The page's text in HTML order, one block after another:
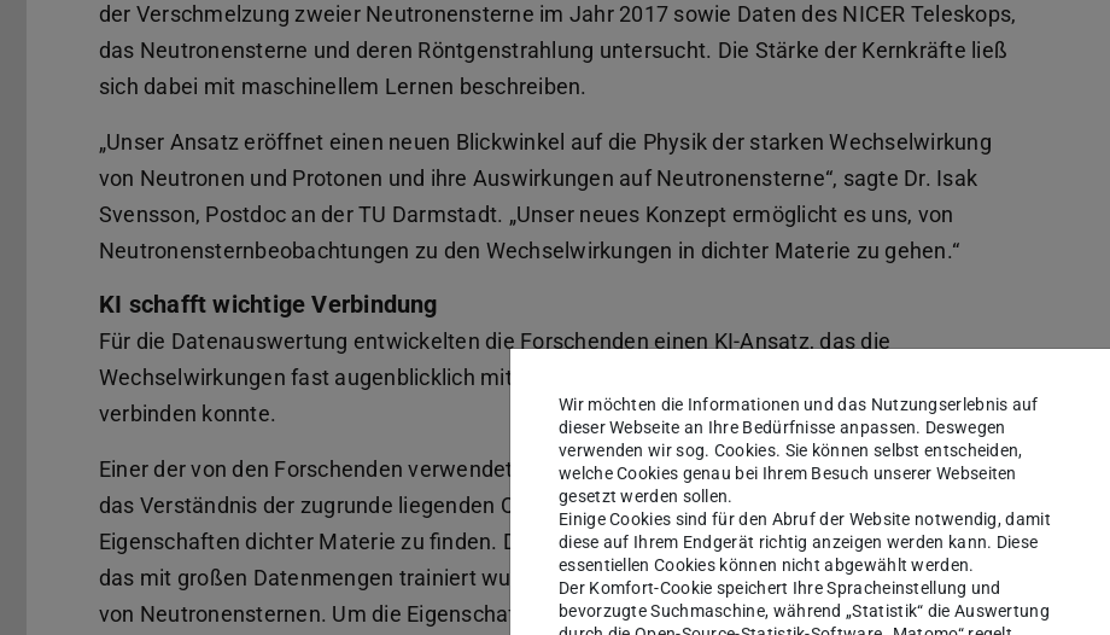
der Verschmelzung zweier Neutronensterne im Jahr 2017 sowie Daten des NICER Teleskops,
das Neutronensterne und deren Röntgenstrahlung untersucht. Die Stärke der Kernkräfte ließ
sich dabei mit maschinellem Lernen beschreiben.
„Unser Ansatz eröffnet einen neuen Blickwinkel auf die Physik der starken Wechselwirkung
von Neutronen und Protonen und ihre Auswirkungen auf Neutronensterne“, sagte Dr. Isak
Svensson, Postdoc an der TU Darmstadt. „Unser neues Konzept ermöglicht es uns, von
Neutronensternbeobachtungen zu den Wechselwirkungen in dichter Materie zu gehen.“
KI schafft wichtige Verbindung
Für die Datenauswertung entwickelten die Forschenden einen KI-Ansatz, das die
Wechselwirkungen fast augenblicklich mit den Eigenschaften von Neutronensternen
verbinden konnte.
Einer der von den Forschenden verwendeten Algorithmen für maschinelles Lernen nutzt dabei
das Verständnis der zugrunde liegenden Quantenphysik, um eine schnelle Lösung für die
Eigenschaften dichter Materie zu finden. Der zweite Algorithmus, ein neuronales Netzwerk,
das mit großen Datenmengen trainiert wurde, verbindet dichte Materie mit den Eigenschaften
von Neutronensternen. Um die Eigenschaften von Neutronensternen wie Größe und
Wir möchten die Informationen und das Nutzungserlebnis auf
dieser Webseite an Ihre Bedürfnisse anpassen. Deswegen
verwenden wir sog. Cookies. Sie können selbst entscheiden,
welche Cookies genau bei Ihrem Besuch unserer Webseiten
gesetzt werden sollen.
Einige Cookies sind für den Abruf der Website notwendig, damit
diese auf Ihrem Endgerät richtig anzeigen werden kann. Diese
essentiellen Cookies können nicht abgewählt werden.
Der Komfort-Cookie speichert Ihre Spracheinstellung und
bevorzugte Suchmaschine, während „Statistik“ die Auswertung